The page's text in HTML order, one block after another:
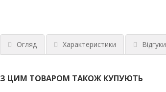
Огляд Характеристики Відгуки
З ЦИМ ТОВАРОМ ТАКОЖ КУПУЮТЬ